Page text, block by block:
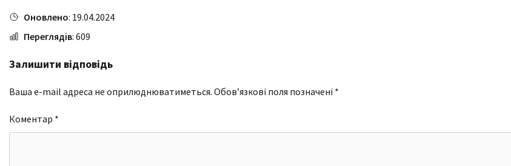
Оновлено: 19.04.2024
Переглядів: 609
Залишити відповідь
Ваша e-mail адреса не оприлюднюватиметься. Обов’язкові поля позначені *
Коментар *